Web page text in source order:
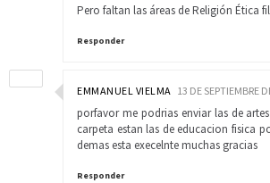
Pero faltan las áreas de Religión Ética
Responder
EMMANUEL VIELMA 13 DE SEPTIEMBRE
porfavor me podrias enviar las de
carpeta estan las de educacion fisica
demas esta execelnte muchas gracias
Responder